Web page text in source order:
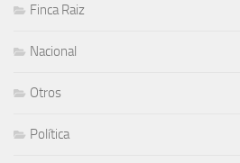
Finca Raiz
Nacional
Otros
Política